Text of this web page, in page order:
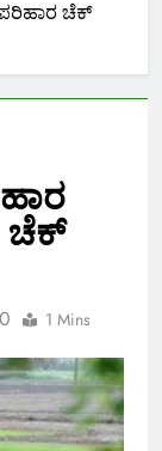
ಪರಿಹಾರ ಚೆಕ್
ಚೆಕ್
0 1 Mins